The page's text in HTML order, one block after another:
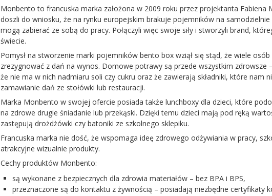
Monbento to francuska marka założona w 2009 roku przez projektanta Fabiena
doszli do wniosku, że na rynku europejskim brakuje pojemników na
mogą zabierać ze sobą do pracy. Połączyli więc swoje siły i stworzyli brand,
świecie.
Pomysł na stworzenie marki pojemników bento box wziął się stąd, że wiele
zrezygnować z dań na wynos. Domowe potrawy są przede wszystkim zdrowsze
że nie ma w nich nadmiaru soli czy cukru oraz że zawierają składniki, które nam
zamawianie dań ze stołówki lub restauracji.
Marka Monbento w swojej ofercie posiada także lunchboxy dla dzieci, które
na zdrowe drugie śniadanie lub przekąski. Dzięki temu dzieci mają pod ręką
zastępują drożdżówki czy batoniki ze szkolnego sklepiku.
Francuska marka nie dość, że wspomaga ideę zdrowego odżywiania w pracy,
atrakcyjne wizualnie produkty.
Cechy produktów Monbento:
są wykonane z bezpiecznych dla zdrowia materiałów – bez BPA i BPS,
przeznaczone są do kontaktu z żywnością – posiadają niezbędne certyfikaty